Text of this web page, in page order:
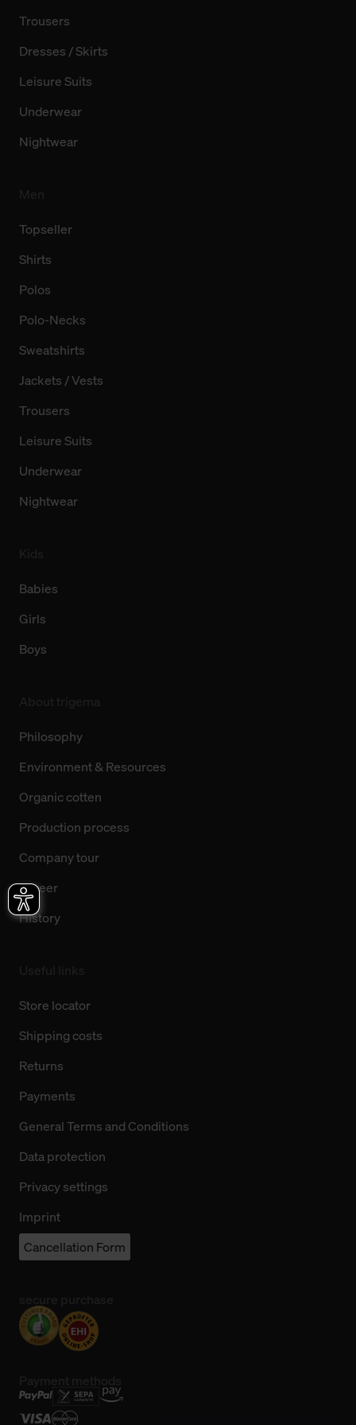
Trousers
Dresses / Skirts
Leisure Suits
Underwear
Nightwear
Topseller
Shirts
Polos
Polo-Necks
Sweatshirts
Jackets / Vests
Trousers
Leisure Suits
Underwear
Nightwear
Babies
Girls
Boys
Philosophy
Environment & Resources
Organic cotten
Production process
Company tour
Career
History
Store locator
Shipping costs
Returns
Payments
General Terms and Conditions
Data protection
Privacy settings
Imprint
Cancellation Form